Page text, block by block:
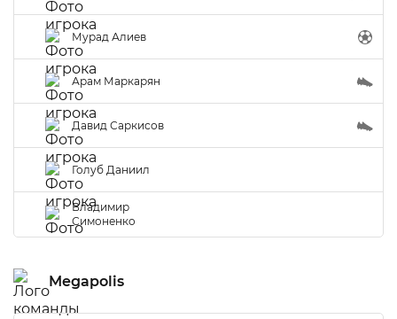
Мурад Алиев
Арам Маркарян
Давид Саркисов
Голуб Даниил
Владимир
Симоненко
Megapolis